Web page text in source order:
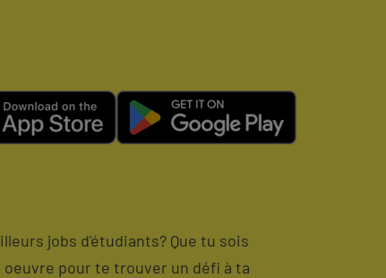
jobs d'étudiants? Que tu sois
pour te trouver un défi à ta